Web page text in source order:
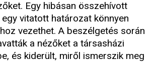
Egy hibásan összehívott
vitatott határozat könnyen
vezethet. A beszélgetés során
a nézőket a társasházi
és kiderült, miről ismerszik meg